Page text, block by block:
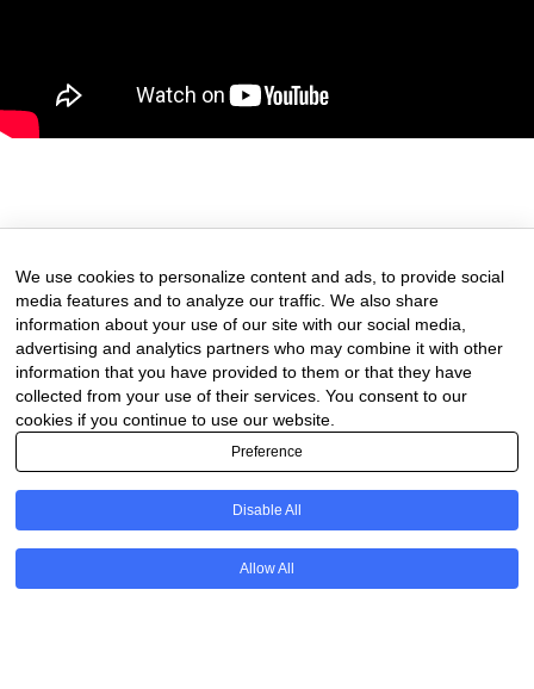
We use cookies to personalize content and ads, to provide social
media features and to analyze our traffic. We also share
information about your use of our site with our social media,
advertising and analytics partners who may combine it with other
information that you have provided to them or that they have
collected from your use of their services. You consent to our
cookies if you continue to use our website.
Preference
Disable All
Allow All